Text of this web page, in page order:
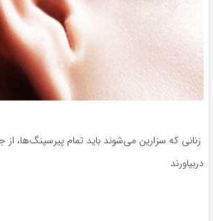
زنانی که سزارین می‌شوند باید تمام پیرسینگ‌ها، از
دربیاورند